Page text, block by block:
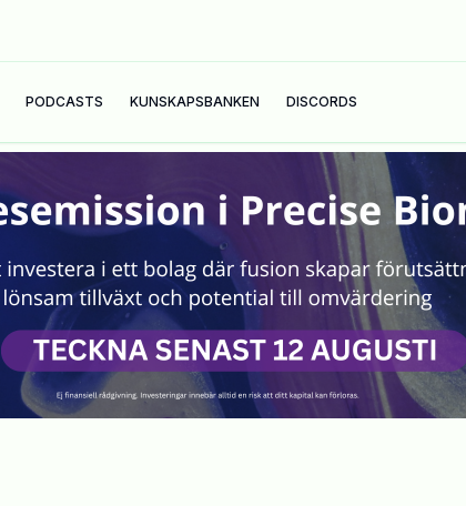
PODCASTS KUNSKAPSBANKEN DISCORDS